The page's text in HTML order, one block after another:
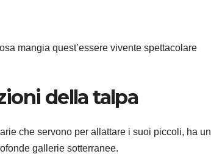
mangia quest’essere vivente spettacolare
della talpa
che servono per allattare i suoi piccoli, ha un
gallerie sotterranee.